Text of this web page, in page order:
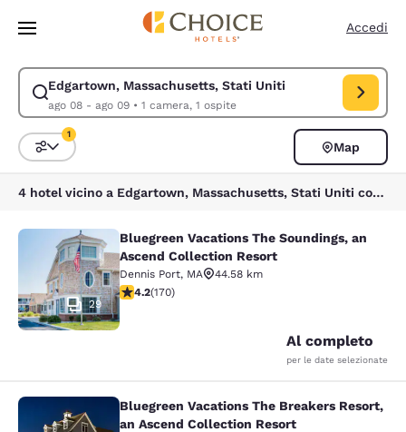
Vai A Contenuto Principale
Accedi
Edgartown, Massachusetts, Stati Uniti
ago 08 - ago 09• 1 camera, 1 ospite
Modifica la ricerca per Edgartown, Massachusetts, Stati Uniti. Data di
Ordina e filtra
1
Map
4 hotel vicino a Edgartown, Massachusetts, Stati Uniti corrispondono ai tuoi filtri
Bluegreen Vacations The
29
Bluegreen Vacations The Soundings, an
Ascend Collection Resort
Dennis Port, MA
44.58 km
Valutazione di 4.22 stelle. Ottimo. 170 recensioni
4.2(170)
Al completo
per le date selezionate
Bluegreen Vacations The
Bluegreen Vacations The Breakers Resort,
an Ascend Collection Resort